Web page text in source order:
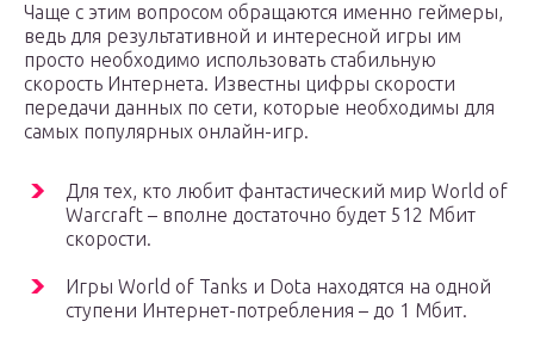
Чаще с этим вопросом обращаются именно геймеры,
ведь для результативной и интересной игры им
просто необходимо использовать стабильную
скорость Интернета. Известны цифры скорости
передачи данных по сети, которые необходимы для
самых популярных онлайн-игр.
Для тех, кто любит фантастический мир World of
Warcraft – вполне достаточно будет 512 Мбит
скорости.
Игры World of Tanks и Dota находятся на одной
ступени Интернет-потребления – до 1 Мбит.